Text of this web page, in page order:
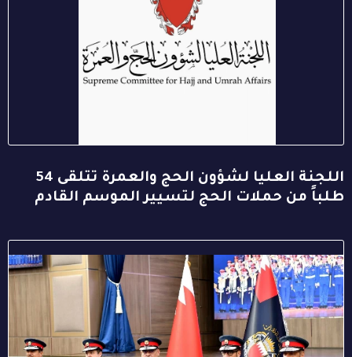
اللجنة العليا لشؤون الحج والعمرة تتلقى 54
طلباً من حملات الحج لتسيير الموسم القادم